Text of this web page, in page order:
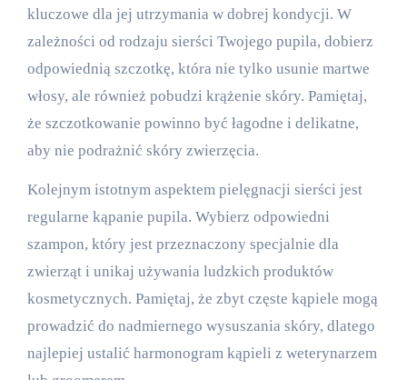
kluczowe dla jej utrzymania w dobrej kondycji. W
zależności od rodzaju sierści Twojego pupila, dobierz
odpowiednią szczotkę, która nie tylko usunie martwe
włosy, ale również pobudzi krążenie skóry. Pamiętaj,
że szczotkowanie powinno być łagodne i delikatne,
aby nie podrażnić skóry zwierzęcia.
Kolejnym istotnym aspektem pielęgnacji sierści jest
regularne kąpanie pupila. Wybierz odpowiedni
szampon, który jest przeznaczony specjalnie dla
zwierząt i unikaj używania ludzkich produktów
kosmetycznych. Pamiętaj, że zbyt częste kąpiele mogą
prowadzić do nadmiernego wysuszania skóry, dlatego
najlepiej ustalić harmonogram kąpieli z weterynarzem